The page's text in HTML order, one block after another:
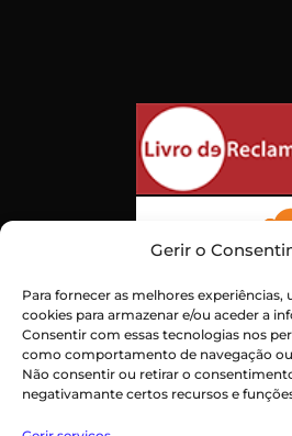
Gerir o
Para fornecer as melhores
cookies para armazenar e/ou aceder a
Consentir com essas tecnologias nos
como comportamento de navegação
Não consentir ou retirar o
negativamante certos recursos e